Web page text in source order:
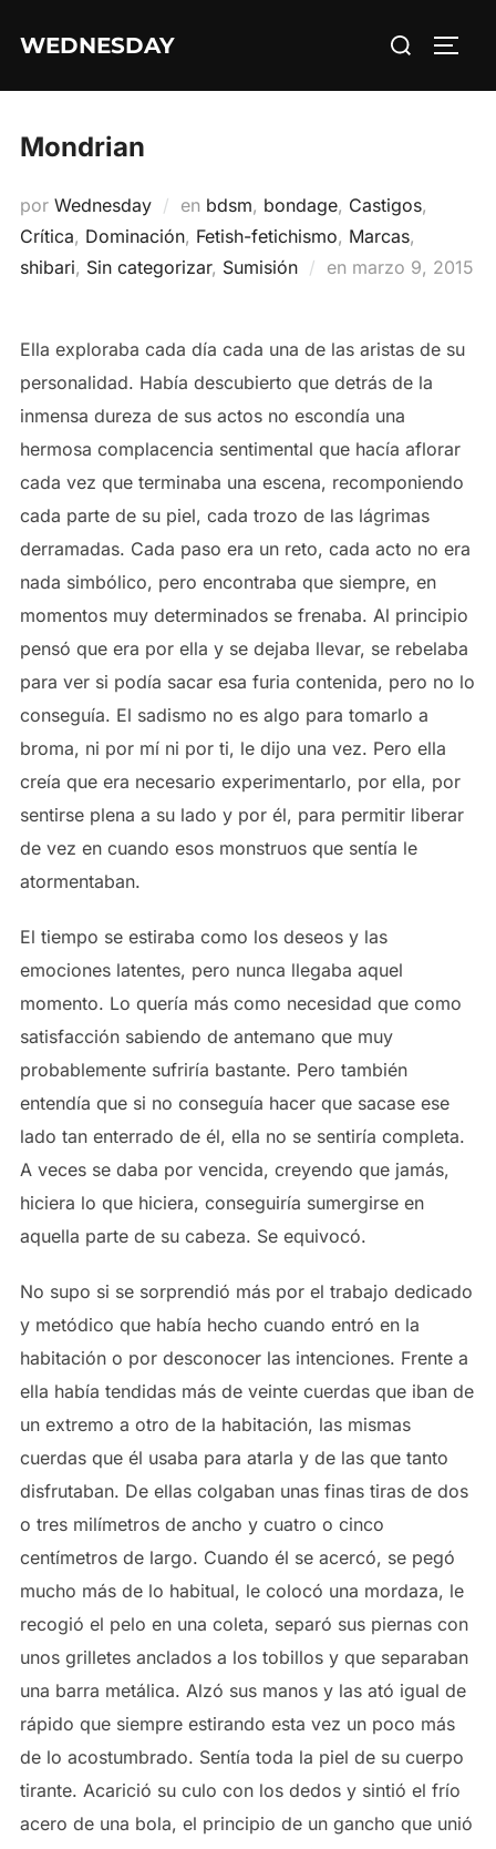
WEDNESDAY Buscar:
Mondrian
por Wednesday en bdsm, bondage, Castigos,
Crítica, Dominación, Fetish-fetichismo, Marcas,
shibari, Sin categorizar, Sumisión en Publicado
marzo 9, 2015
Ella exploraba cada día cada una de las aristas de su
personalidad. Había descubierto que detrás de la
inmensa dureza de sus actos no escondía una
hermosa complacencia sentimental que hacía aflorar
cada vez que terminaba una escena, recomponiendo
cada parte de su piel, cada trozo de las lágrimas
derramadas. Cada paso era un reto, cada acto no era
nada simbólico, pero encontraba que siempre, en
momentos muy determinados se frenaba. Al principio
pensó que era por ella y se dejaba llevar, se rebelaba
para ver si podía sacar esa furia contenida, pero no lo
conseguía. El sadismo no es algo para tomarlo a
broma, ni por mí ni por ti, le dijo una vez. Pero ella
creía que era necesario experimentarlo, por ella, por
sentirse plena a su lado y por él, para permitir liberar
de vez en cuando esos monstruos que sentía le
atormentaban.
El tiempo se estiraba como los deseos y las
emociones latentes, pero nunca llegaba aquel
momento. Lo quería más como necesidad que como
satisfacción sabiendo de antemano que muy
probablemente sufriría bastante. Pero también
entendía que si no conseguía hacer que sacase ese
lado tan enterrado de él, ella no se sentiría completa.
A veces se daba por vencida, creyendo que jamás,
hiciera lo que hiciera, conseguiría sumergirse en
aquella parte de su cabeza. Se equivocó.
No supo si se sorprendió más por el trabajo dedicado
y metódico que había hecho cuando entró en la
habitación o por desconocer las intenciones. Frente a
ella había tendidas más de veinte cuerdas que iban de
un extremo a otro de la habitación, las mismas
cuerdas que él usaba para atarla y de las que tanto
disfrutaban. De ellas colgaban unas finas tiras de dos
o tres milímetros de ancho y cuatro o cinco
centímetros de largo. Cuando él se acercó, se pegó
mucho más de lo habitual, le colocó una mordaza, le
recogió el pelo en una coleta, separó sus piernas con
unos grilletes anclados a los tobillos y que separaban
una barra metálica. Alzó sus manos y las ató igual de
rápido que siempre estirando esta vez un poco más
de lo acostumbrado. Sentía toda la piel de su cuerpo
tirante. Acarició su culo con los dedos y sintió el frío
acero de una bola, el principio de un gancho que unió